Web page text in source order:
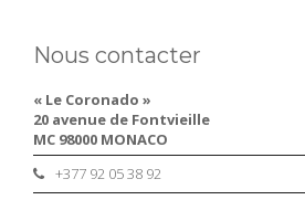
Nous contacter
« Le Coronado »
20 avenue de Fontvieille
MC 98000 MONACO
+377 92 05 38 92